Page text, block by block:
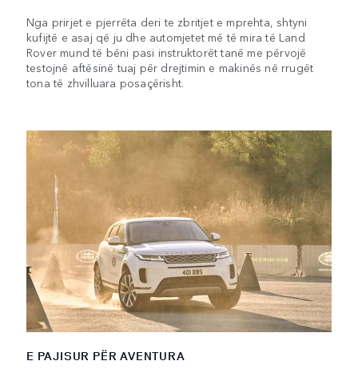
Nga prirjet e pjerrëta deri te zbritjet e mprehta, shtyni
kufijtë e asaj që ju dhe automjetet më të mira të Land
Rover mund të bëni pasi instruktorët tanë me përvojë
testojnë aftësinë tuaj për drejtimin e makinës në rrugët
tona të zhvilluara posaçërisht.
E PAJISUR PËR AVENTURA